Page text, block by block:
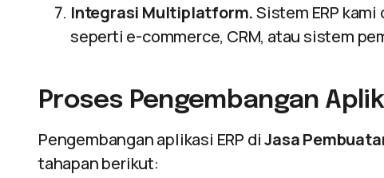
Integrasi Multiplatform.Sistem ERP
seperti e-commerce, CRM, atau sistem
Proses Pengembangan
Pengembangan aplikasi ERP diJasa
tahapan berikut: